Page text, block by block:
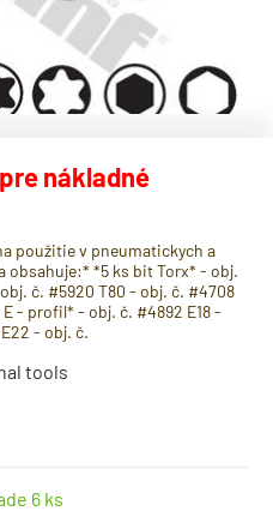
nákladné
použitie v pneumatickych a
obsahuje:* *5 ks bit Torx* - obj.
č. #5920 T80 - obj. č. #4708
- profil* - obj. č. #4892 E18 -
- obj. č.
tools
6 ks